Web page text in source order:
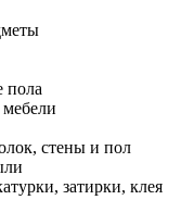
пола
стены и пол
затирки, клея